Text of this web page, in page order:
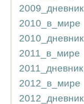
2009_дневник
2010_в_мире
2010_дневник
2011_в_мире
2011_дневник
2012_в_мире
2012_дневник